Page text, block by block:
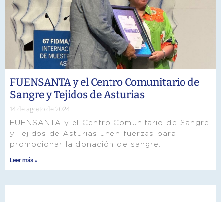
FUENSANTA y el Centro Comunitario de
Sangre y Tejidos de Asturias
14 de agosto de 2024
FUENSANTA y el Centro Comunitario de Sangre
y Tejidos de Asturias unen fuerzas para
promocionar la donación de sangre.
Leer más »